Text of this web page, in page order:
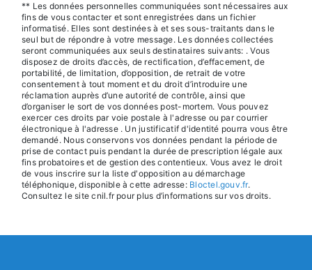
** Les données personnelles communiquées sont nécessaires aux
fins de vous contacter et sont enregistrées dans un fichier
informatisé. Elles sont destinées à et ses sous-traitants dans le
seul but de répondre à votre message. Les données collectées
seront communiquées aux seuls destinataires suivants: . Vous
disposez de droits d’accès, de rectification, d’effacement, de
portabilité, de limitation, d’opposition, de retrait de votre
consentement à tout moment et du droit d’introduire une
réclamation auprès d’une autorité de contrôle, ainsi que
d’organiser le sort de vos données post-mortem. Vous pouvez
exercer ces droits par voie postale à l'adresse ou par courrier
électronique à l'adresse . Un justificatif d'identité pourra vous être
demandé. Nous conservons vos données pendant la période de
prise de contact puis pendant la durée de prescription légale aux
fins probatoires et de gestion des contentieux. Vous avez le droit
de vous inscrire sur la liste d'opposition au démarchage
téléphonique, disponible à cette adresse: Bloctel.gouv.fr.
Consultez le site cnil.fr pour plus d’informations sur vos droits.